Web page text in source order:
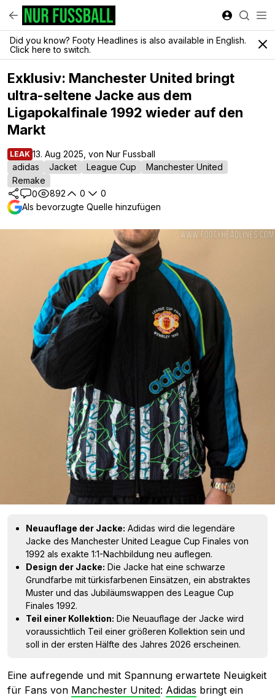
Did you know? Footy Headlines is also available in English.
Click here to switch.
Exklusiv: Manchester United bringt
ultra-seltene Jacke aus dem
Ligapokalfinale 1992 wieder auf den
Markt
LEAK 13. Aug 2025, von Nur Fussball
adidas
Jacket League Cup
Manchester United
Remake
0
892 0
0
Als bevorzugte Quelle hinzufügen
Neuauflage der Jacke: Adidas wird die legendäre
Jacke des Manchester United League Cup Finales von
1992 als exakte 1:1-Nachbildung neu auflegen.
Design der Jacke: Die Jacke hat eine schwarze
Grundfarbe mit türkisfarbenen Einsätzen, ein abstraktes
Muster und das Jubiläumswappen des League Cup
Finales 1992.
Teil einer Kollektion: Die Neuauflage der Jacke wird
voraussichtlich Teil einer größeren Kollektion sein und
soll in der ersten Hälfte des Jahres 2026 erscheinen.
Eine aufregende und mit Spannung erwartete Neuigkeit
für Fans von Manchester United: Adidas bringt ein